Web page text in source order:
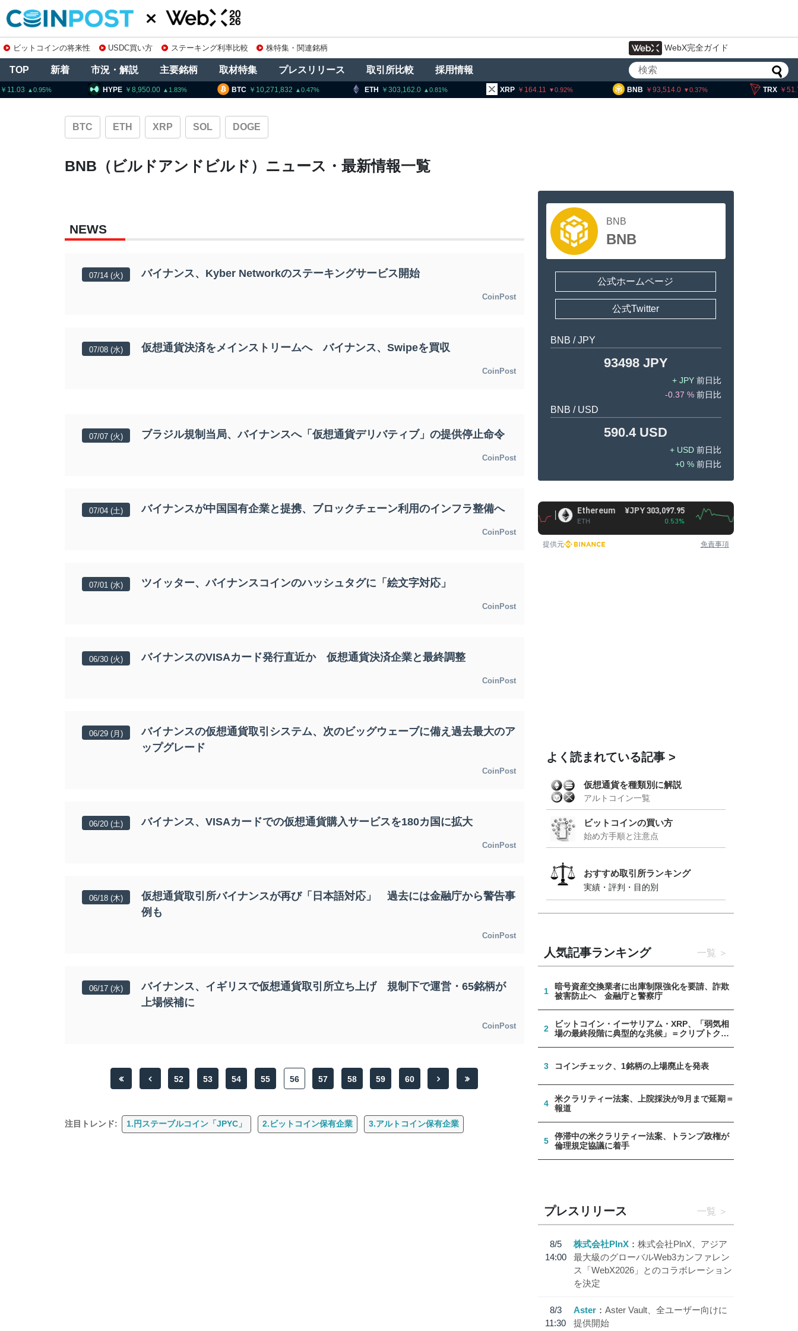
ビットコインの将来性 USDC買い方 ステーキング利率比較 株特集・関連銘柄 WebX完全ガイド
TOP 新着 市況・解説 主要銘柄 取材特集 プレスリリース 取引所比較 採用情報
BTC 10,271,832 0.47 ETH 303,162.0 0.81 XRP 164.11 0.92 BNB 93,514.0 0.37 TRX 51.79
HYPE 8,950.00 1.83
BTC ETH XRP SOL DOGE
BNB（ビルドアンドビルド）ニュース・最新情報一覧
NEWS
07/14 (火) バイナンス、Kyber Networkのステーキングサービス開始
CoinPost
07/08 (水) 仮想通貨決済をメインストリームへ バイナンス、Swipeを買収
CoinPost
07/07 (火) ブラジル規制当局、バイナンスへ「仮想通貨デリバティブ」の提供停止命令
CoinPost
07/04 (土) バイナンスが中国国有企業と提携、ブロックチェーン利用のインフラ整備へ
CoinPost
07/01 (水) ツイッター、バイナンスコインのハッシュタグに「絵文字対応」
CoinPost
06/30 (火) バイナンスのVISAカード発行直近か 仮想通貨決済企業と最終調整
CoinPost
06/29 (月)
バイナンスの仮想通貨取引システム、次のビッグウェーブに備え過去最大のア
ップグレード
CoinPost
06/20 (土) バイナンス、VISAカードでの仮想通貨購入サービスを180カ国に拡大
CoinPost
06/18 (木)
仮想通貨取引所バイナンスが再び「日本語対応」 過去には金融庁から警告事
例も
CoinPost
06/17 (水)
バイナンス、イギリスで仮想通貨取引所立ち上げ 規制下で運営・65銘柄が
上場候補に
CoinPost
52 53 54 55 56 57 58 59 60
注目トレンド: 1.円ステーブルコイン「JPYC」 2.ビットコイン保有企業 3.アルトコイン保有企業
BNB
BNB
公式ホームページ
公式Twitter
BNB / JPY
93498 JPY
JPY
-0.37 %
BNB / USD
590.4 USD
USD
0 %
Bitcoin ¥JPY 10,265,146.40 XRP ¥JPY 163.94 Ethereum
ETH
¥JPY 303,097.95
BNB
提供元 免責事項
よく読まれている記事
仮想通貨を種類別に解説
アルトコイン一覧
ビットコインの買い方
始め方手順と注意点
おすすめ取引所ランキング
実績・評判・目的別
人気記事ランキング 一覧
1
暗号資産交換業者に出庫制限強化を要請、詐欺
被害防止へ 金融庁と警察庁
2
ビットコイン・イーサリアム・XRP、「弱気相
場の最終段階に典型的な兆候」＝クリプトクア
3 コインチェック、1銘柄の上場廃止を発表
4
米クラリティー法案、上院採決が9月まで延期＝
報道
5
停滞中の米クラリティー法案、トランプ政権が
倫理規定協議に着手
プレスリリース 一覧
8/5
14:00
株式会社PlnX
株式会社PlnX、アジア
最大級のグローバルWeb3カンファレン
ス「WebX2026」とのコラボレーション
を決定
8/3
11:30
Aster
Aster Vault、全ユーザー向けに
提供開始